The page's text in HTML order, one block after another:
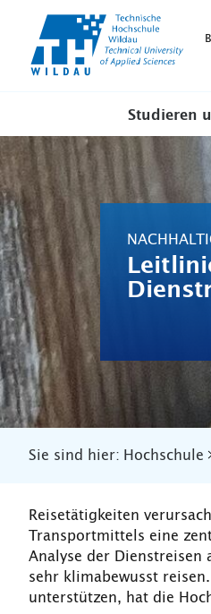
Studieren
Sie sind hier: Hochschule
Reisetätigkeiten
Transportmittels eine
Analyse der Dienstreisen
sehr klimabewusst
unterstützen, hat die